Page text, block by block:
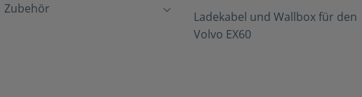
Zubehör
Ladekabel und Wallbox für den
Volvo EX60